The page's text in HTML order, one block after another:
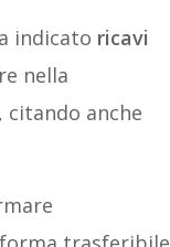
indicato ricavi
nella
anche